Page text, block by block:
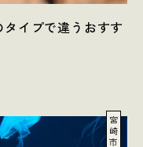
タイプで違うおすす
宮
崎
市